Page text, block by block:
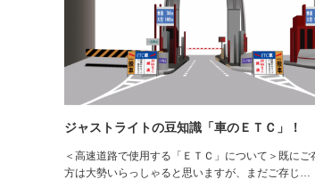
ジャストライトの豆知識「車のＥＴＣ」！
＜高速道路で使用する「ＥＴＣ」について＞既にご
方は大勢いらっしゃると思いますが、まだご存じ…